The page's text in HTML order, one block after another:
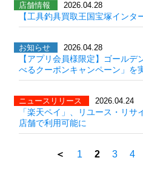
店舗情報 2026.04.28
【工具釣具買取王国宝塚イン
お知らせ 2026.04.28
【アプリ会員様限定】ゴール
べるクーポンキャンペーン」を
ニュースリリース 2026.04.24
「楽天ペイ」、リユース・リ
店舗で利用可能に
＜ 1 2 3 4